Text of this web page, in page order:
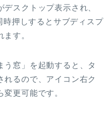
スクトップ表示され、
時押しするとサブディスプ
す。
う窓」を起動すると、タ
れるので、アイコン右ク
更可能です。